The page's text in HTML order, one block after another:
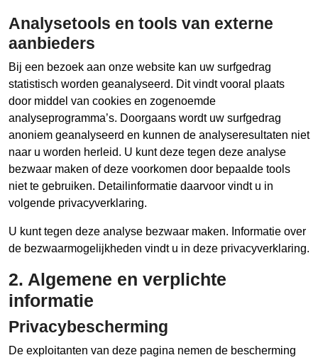
Analysetools en tools van externe
aanbieders
Bij een bezoek aan onze website kan uw surfgedrag
statistisch worden geanalyseerd. Dit vindt vooral plaats
door middel van cookies en zogenoemde
analyseprogramma’s. Doorgaans wordt uw surfgedrag
anoniem geanalyseerd en kunnen de analyseresultaten niet
naar u worden herleid. U kunt deze tegen deze analyse
bezwaar maken of deze voorkomen door bepaalde tools
niet te gebruiken. Detailinformatie daarvoor vindt u in
volgende privacyverklaring.
U kunt tegen deze analyse bezwaar maken. Informatie over
de bezwaarmogelijkheden vindt u in deze privacyverklaring.
2. Algemene en verplichte
informatie
Privacybescherming
De exploitanten van deze pagina nemen de bescherming